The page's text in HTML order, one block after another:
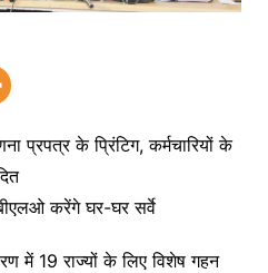
के प्रिंटिग, कर्मचारियों के
करेंगे घर-घर सर्वे
में 19 राज्यों के लिए विशेष गहन